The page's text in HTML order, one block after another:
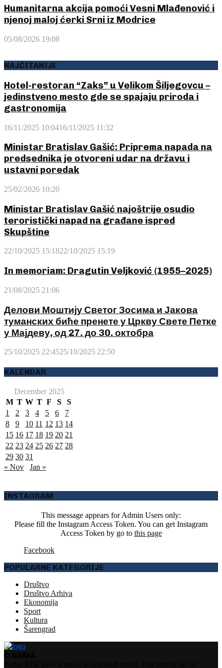
Humanitarna akcija pomoći Vesni Mlađenović i
njenoj maloj ćerki Srni iz Modrice
05/08/2026 19:08
NAJČITANIJE
Hotel-restoran “Zaks” u Velikom Šiljegovcu –
jedinstveno mesto gde se spajaju priroda i
gastronomija
16/11/2025 10:0416/11/2025 11:32
Ministar Bratislav Gašić: Priprema napada na
predsednika je otvoreni udar na državu i
ustavni poredak
25/02/2026 10:20
Ministar Bratislav Gašić najoštrije osudio
teroristički napad na građane ispred
Skupštine
22/10/2025 15:1822/10/2025 15:19
In memoriam: Dragutin Veljković (1955–2025)
21/08/2025 21:06
Делови Моштију Светог Зосима и Јакова
туманских биће пренете у Цркву Свете Петке
у Мајдеву, од 27. до 30. октобра
25/10/2025 22:4525/10/2025 22:50
KALENDAR
December 2025
M T W T F S
S
1
2 3 4 5 6
7
8
9 10 11 12 13 14
15 16 17 18 19 20 21
22 23 24 25 26 27 28
29 30 31
« Nov
Jan »
INSTAGRAM
This message appears for Admin Users only:
Please fill the Instagram Access Token. You can get Instagram
Access Token by go to this page
Facebook
POPULARNE KATEGORIJE
Društvo
Društvo Arhiva
Ekonomija
Sport
Kultura
Šarengrad